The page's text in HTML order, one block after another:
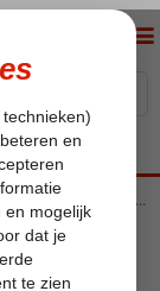
Playa de Palma